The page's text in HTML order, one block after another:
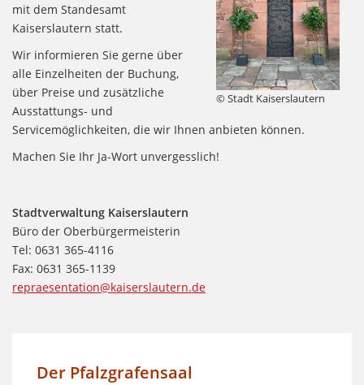
© Stadt Kaiserslautern
mit dem Standesamt
Kaiserslautern statt.
Wir informieren Sie gerne über
alle Einzelheiten der Buchung,
über Preise und zusätzliche
Ausstattungs- und
Servicemöglichkeiten, die wir Ihnen anbieten können.
Machen Sie Ihr Ja-Wort unvergesslich!
Stadtverwaltung Kaiserslautern
Büro der Oberbürgermeisterin
Tel: 0631 365-4116
Fax: 0631 365-1139
repraesentation@kaiserslautern.de
Der Pfalzgrafensaal